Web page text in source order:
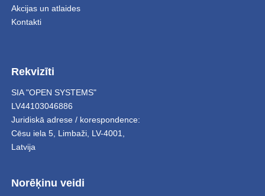
Akcijas un atlaides
Kontakti
Rekvizīti
SIA "OPEN SYSTEMS"
LV44103046886
Juridiskā adrese / korespondence:
Cēsu iela 5, Limbaži, LV-4001,
Latvija
Norēķinu veidi